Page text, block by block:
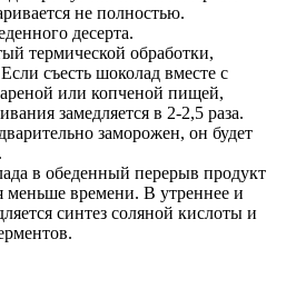
не полностью.
десерта.
термической обработки,
съесть шоколад вместе с
или копченой пищей,
замедляется в 2-2,5 раза.
заморожен, он будет
в обеденный перерыв продукт
меньше времени. В утреннее и
синтез соляной кислоты и